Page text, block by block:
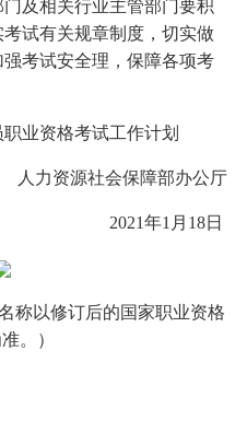
及相关行业主管部门要积
试有关规章制度，切实做
考试安全理，保障各项考
业资格考试工作计划
人力资源社会保障部办公厅
2021年1月18日
称以修订后的国家职业资格
。）